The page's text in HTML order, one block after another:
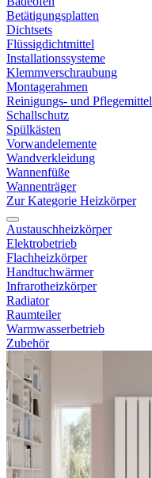
Betätigungsplatten
Dichtsets
Flüssigdichtmittel
Installationssysteme
Klemmverschraubung
Montagerahmen
Reinigungs- und Pflegemittel
Schallschutz
Spülkästen
Vorwandelemente
Wandverkleidung
Wannenfüße
Wannenträger
Zur Kategorie Heizkörper
Austauschheizkörper
Elektrobetrieb
Flachheizkörper
Handtuchwärmer
Infrarotheizkörper
Radiator
Raumteiler
Warmwasserbetrieb
Zubehör